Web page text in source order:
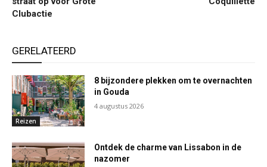
Clubactie
GERELATEERD
Reizen
8 bijzondere plekken om te overnachten
in Gouda
4 augustus 2026
Ontdek de charme van Lissabon in de
nazomer